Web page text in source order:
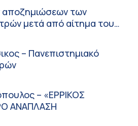
αποζημιώσεων των
μετά από αίτημα του
– Πανεπιστημιακό
– «ΕΡΡΙΚΟΣ
ΑΝΑΠΛΑΣΗ